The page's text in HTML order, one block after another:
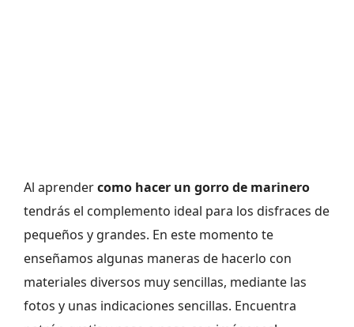
Al aprendercomo hacer un gorro de marinero
tendrás el complemento ideal para los disfraces de
pequeños y grandes. En este momento te
enseñamos algunas maneras de hacerlo con
materiales diversos muy sencillas, mediante las
fotos y unas indicaciones sencillas. Encuentra